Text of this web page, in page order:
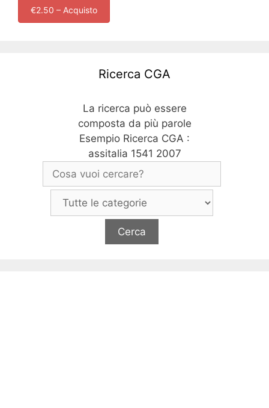
€2.50 – Acquisto
Ricerca CGA
La ricerca può essere
composta da più parole
Esempio Ricerca CGA :
assitalia 1541 2007